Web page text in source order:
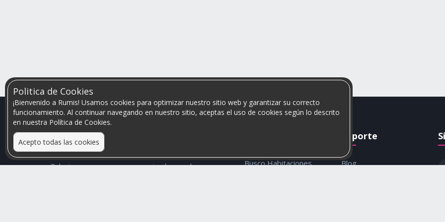
Politica de Cookies
¡Bienvenido a Rumis! Usamos cookies para optimizar nuestro sitio web y garantizar su correcto
funcionamiento. Al continuar navegando en nuestro sitio, aceptas el uso de cookies según lo descrito
en nuestra Política de Cookies.
Acepto todas las cookies
Relacionamos personas que arriendan con las que
Busco Habitaciones
Soporte
Blog